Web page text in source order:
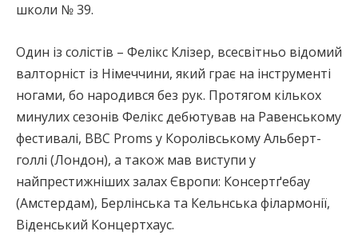
школи № 39.
Один із солістів – Фелікс Клізер, всесвітньо відомий
валторніст із Німеччини, який грає на інструменті
ногами, бо народився без рук. Протягом кількох
минулих сезонів Фелікс дебютував на Равенському
фестивалі, BBC Proms у Королівському Альберт-
голлі (Лондон), а також мав виступи у
найпрестижніших залах Європи: Консертґебау
(Амстердам), Берлінська та Кельнська філармонії,
Віденський Концертхаус.